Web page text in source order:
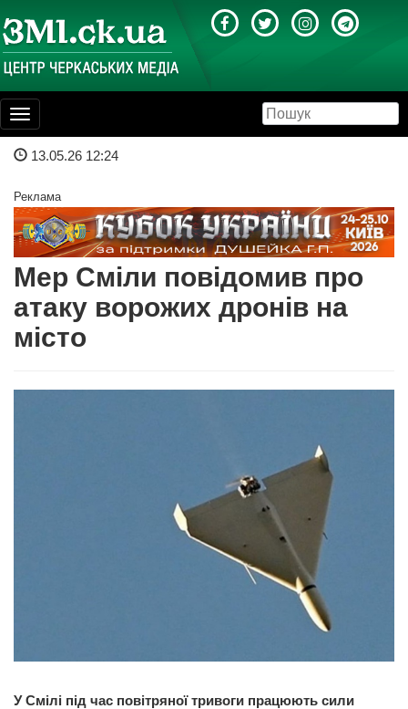
Toggle
navigation
13.05.26 12:24
Реклама
Мер Сміли повідомив про
атаку ворожих дронів на
місто
У Смілі під час повітряної тривоги працюють сили